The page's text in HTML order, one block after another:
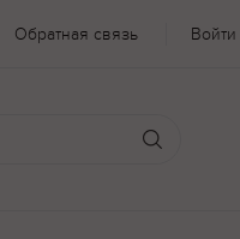
Обратная связь Войти